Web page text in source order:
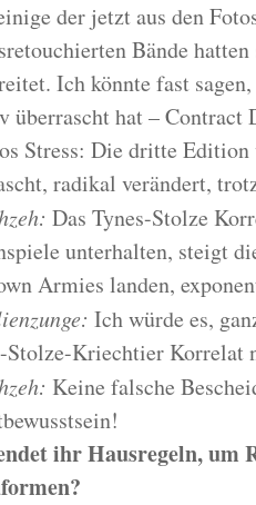
der jetzt aus den
Bände
Ich könnte fast
überrascht hat – Contract
Stress: Die dritte
radikal verändert,
Das Tynes-Stolze
unterhalten, steigt
Armies landen,
Ich würde es,
Stolze-Kriechtier Korrelat
Keine falsche
ihr Hausregeln, um